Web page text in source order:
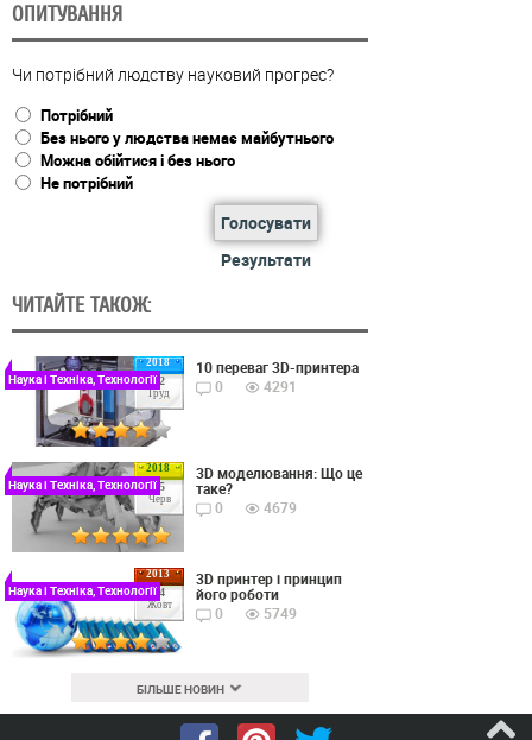
ОПИТУВАННЯ
Чи потрібний людству науковий прогрес?
Потрібний
Без нього у людства немає майбутнього
Можна обійтися і без нього
Не потрібний
Голосувати
Результати
ЧИТАЙТЕ ТАКОЖ:
2018
22
Груд
Наука і Техніка, Технології
10 переваг 3D-принтера
0
4291
2018
15
Черв
Наука і Техніка, Технології
3D моделювання: Що це
таке?
0
4679
2013
24
Жовт
Наука і Техніка, Технології
3D принтер і принцип
його роботи
0
5749
БІЛЬШЕ НОВИН